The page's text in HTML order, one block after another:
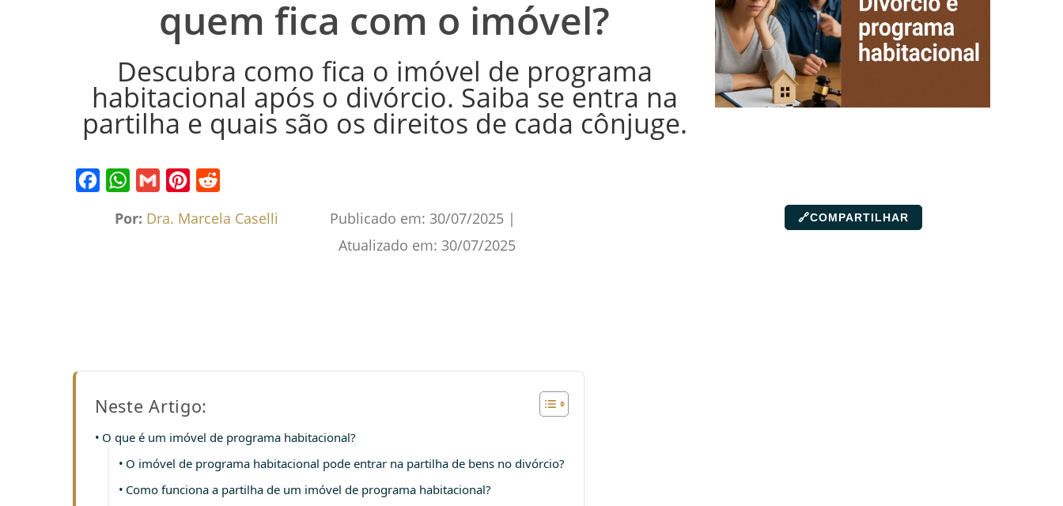
quem fica com o imóvel?
Descubra como fica o imóvel de programa
habitacional após o divórcio. Saiba se entra na
partilha e quais são os direitos de cada cônjuge.
Por: Dra. Marcela Caselli Publicado em: 30/07/2025 |
Atualizado em: 30/07/2025
🔗COMPARTILHAR
Neste Artigo:
O que é um imóvel de programa habitacional?
O imóvel de programa habitacional pode entrar na partilha de bens no divórcio?
Como funciona a partilha de um imóvel de programa habitacional?